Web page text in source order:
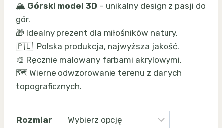
149,00 zł
699,00 zł
🏔️ Górski model 3D – unikalny design z pasji do
gór.
🎁 Idealny prezent dla miłośników natury.
🇵🇱 Polska produkcja, najwyższa jakość.
🎨 Ręcznie malowany farbami akrylowymi.
🗺️ Wierne odwzorowanie terenu z danych
topograficznych.
Rozmiar